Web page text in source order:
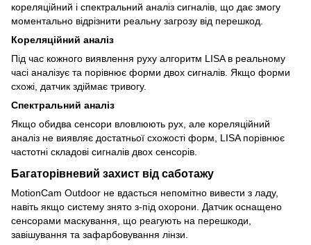
кореляційний і спектральний аналіз сигналів, що дає змогу
моментально відрізнити реальну загрозу від перешкод.
Кореляційний аналіз
Під час кожного виявлення руху алгоритм LISA в реальному
часі аналізує та порівнює форми двох сигналів. Якщо форми
схожі, датчик здіймає тривогу.
Спектральний аналіз
Якщо обидва сенсори вловлюють рух, але кореляційний
аналіз не виявляє достатньої схожості форм, LISA порівнює
частотні складові сигналів двох сенсорів.
Багаторівневий захист від саботажу
MotionCam Outdoor не вдасться непомітно вивести з ладу,
навіть якщо систему знято з-під охорони. Датчик оснащено
сенсорами маскування, що реагують на перешкоди,
завішування та зафарбовування лінзи.